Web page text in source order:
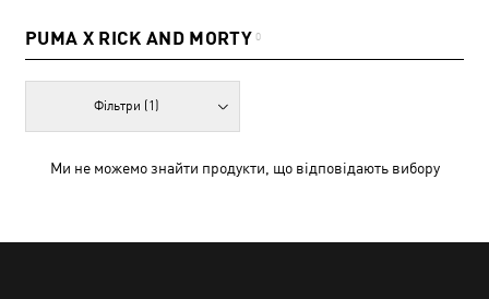
PUMA X RICK AND MORTY 0
Фільтри (1)
Ми не можемо знайти продукти, що відповідають вибору